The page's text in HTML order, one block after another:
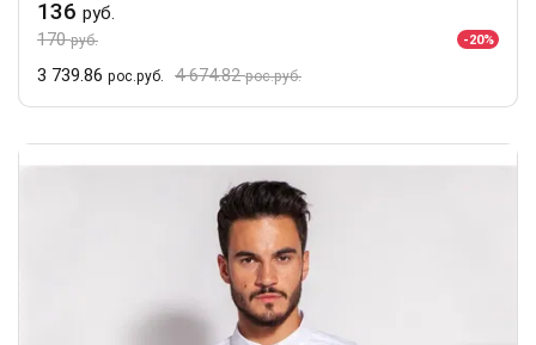
136 руб.
170руб. -20%
3 739.86 рос.руб. 4 674.82рос.руб.